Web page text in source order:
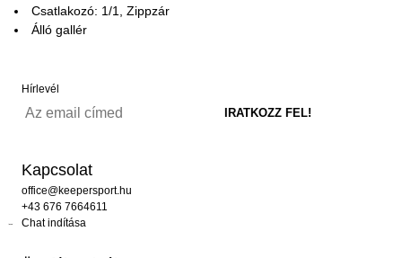
Csatlakozó: 1/1, Zippzár
Álló gallér
Hírlevél
Kapcsolat
office@keepersport.hu
+43 676 7664611
Chat indítása